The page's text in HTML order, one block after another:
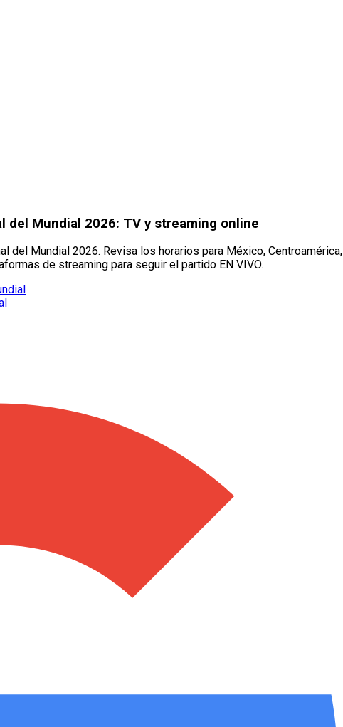
del Mundial 2026: TV y streaming online
Mundial 2026. Revisa los horarios para México, Centroamérica,
de streaming para seguir el partido EN VIVO.